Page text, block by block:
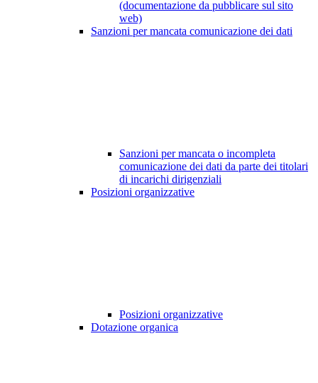
(documentazione da pubblicare sul sito
web)
Sanzioni per mancata comunicazione dei dati
Sanzioni per mancata o incompleta
comunicazione dei dati da parte dei titolari
di incarichi dirigenziali
Posizioni organizzative
Posizioni organizzative
Dotazione organica